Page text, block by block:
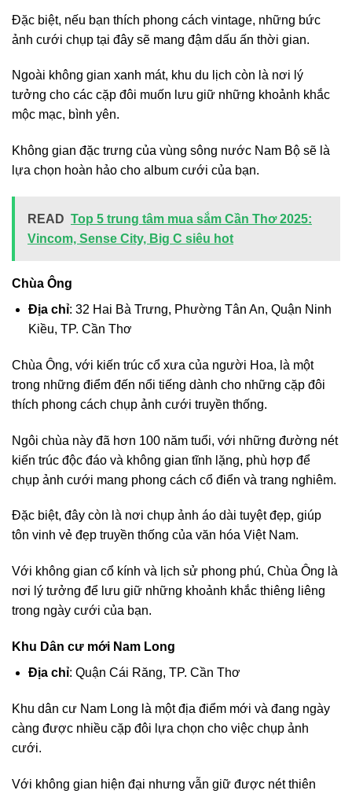
Đặc biệt, nếu bạn thích phong cách vintage, những bức
ảnh cưới chụp tại đây sẽ mang đậm dấu ấn thời gian.
Ngoài không gian xanh mát, khu du lịch còn là nơi lý
tưởng cho các cặp đôi muốn lưu giữ những khoảnh khắc
mộc mạc, bình yên.
Không gian đặc trưng của vùng sông nước Nam Bộ sẽ là
lựa chọn hoàn hảo cho album cưới của bạn.
READ Top 5 trung tâm mua sắm Cần Thơ 2025:
Vincom, Sense City, Big C siêu hot
Chùa Ông
Địa chỉ: 32 Hai Bà Trưng, Phường Tân An, Quận Ninh
Kiều, TP. Cần Thơ
Chùa Ông, với kiến trúc cổ xưa của người Hoa, là một
trong những điểm đến nổi tiếng dành cho những cặp đôi
thích phong cách chụp ảnh cưới truyền thống.
Ngôi chùa này đã hơn 100 năm tuổi, với những đường nét
kiến trúc độc đáo và không gian tĩnh lặng, phù hợp để
chụp ảnh cưới mang phong cách cổ điển và trang nghiêm.
Đặc biệt, đây còn là nơi chụp ảnh áo dài tuyệt đẹp, giúp
tôn vinh vẻ đẹp truyền thống của văn hóa Việt Nam.
Với không gian cổ kính và lịch sử phong phú, Chùa Ông là
nơi lý tưởng để lưu giữ những khoảnh khắc thiêng liêng
trong ngày cưới của bạn.
Khu Dân cư mới Nam Long
Địa chỉ: Quận Cái Răng, TP. Cần Thơ
Khu dân cư Nam Long là một địa điểm mới và đang ngày
càng được nhiều cặp đôi lựa chọn cho việc chụp ảnh
cưới.
Với không gian hiện đại nhưng vẫn giữ được nét thiên